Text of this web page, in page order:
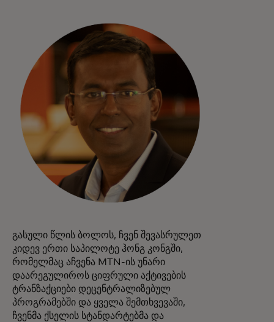
გასული წლის ბოლოს, ჩვენ შევასრულეთ
კიდევ ერთი საპილოტე ჰონგ კონგში,
რომელმაც აჩვენა MTN-ის უნარი
დაარეგულიროს ციფრული აქტივების
ტრანზაქციები დეცენტრალიზებულ
პროგრამებში და ყველა შემთხვევაში,
ჩვენმა ქსელის სტანდარტებმა და